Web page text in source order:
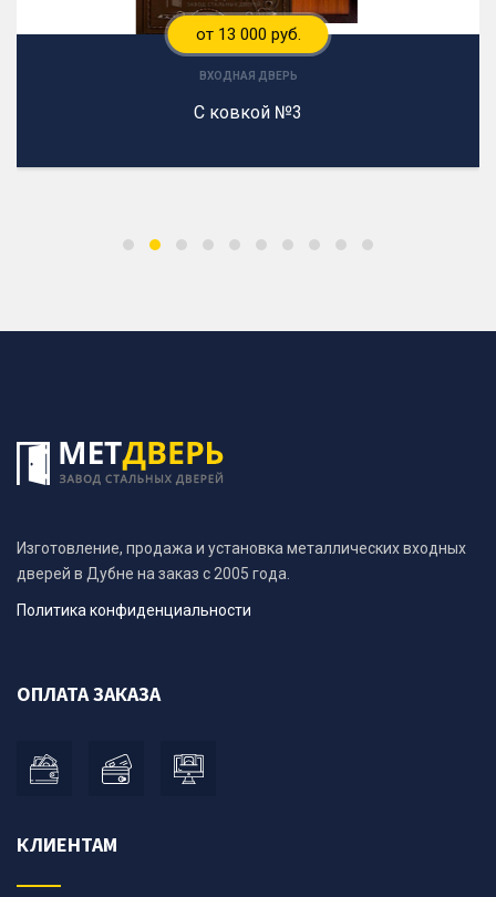
от 13 000 руб.
ВХОДНАЯ ДВЕРЬ
С ковкой №3
Изготовление, продажа и установка металлических входных
дверей в Дубне на заказ с 2005 года.
Политика конфиденциальности
ОПЛАТА ЗАКАЗА
КЛИЕНТАМ